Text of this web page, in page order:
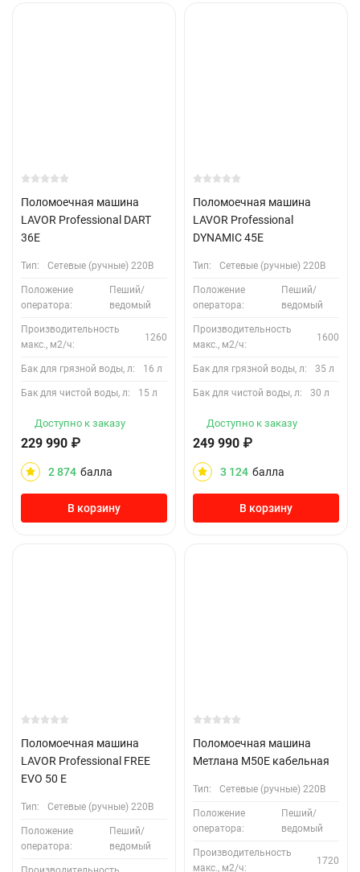
Поломоечная машина
LAVOR Professional DART
36E
Тип: Сетевые (ручные) 220В
Положение
оператора:
Пеший/
ведомый
Производительность
макс., м2/ч:
1260
Бак для грязной воды, л: 16 л
Бак для чистой воды, л: 15 л
Доступно к заказу
229 990 ₽
2 874 балла
В корзину
Поломоечная машина
LAVOR Professional
DYNAMIC 45E
Тип: Сетевые (ручные) 220В
Положение
оператора:
Пеший/
ведомый
Производительность
макс., м2/ч:
1600
Бак для грязной воды, л: 35 л
Бак для чистой воды, л: 30 л
Доступно к заказу
249 990 ₽
3 124 балла
В корзину
Поломоечная машина
LAVOR Professional FREE
EVO 50 E
Тип: Сетевые (ручные) 220В
Положение
оператора:
Пеший/
ведомый
Поломоечная машина
Метлана М50Е кабельная
Тип: Сетевые (ручные) 220В
Положение
оператора:
Пеший/
ведомый
Производительность
макс., м2/ч:
1720